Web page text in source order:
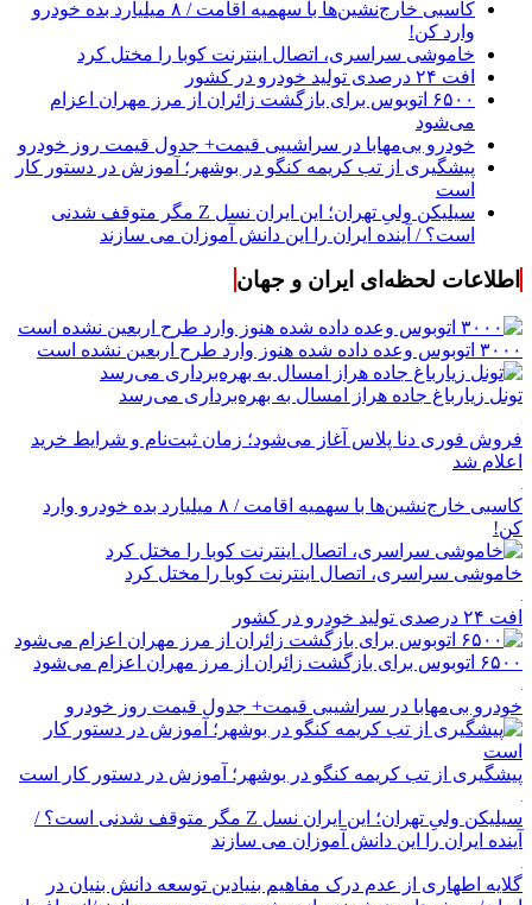
کاسبی خارج‌نشین‌ها با سهمیه اقامت / ۸ میلیارد بده خودرو
وارد کن!
خاموشی سراسری، اتصال اینترنت کوبا را مختل کرد
افت ۲۴ درصدی تولید خودرو در کشور
۶۵۰۰ اتوبوس برای بازگشت زائران از مرز مهران اعزام
می‌شود
خودرو بی‌مهابا در سراشیبی قیمت+ جدول قیمت روز خودرو
پیشگیری از تب کریمه کنگو در بوشهر؛ آموزش در دستور کار
است
سیلیکن ولیِ تهران؛ این ایران نسل Z مگر متوقف شدنی
است؟ / آینده ایران را این دانش آموزان می سازند
اطلاعات لحظه‌ای ایران و جهان
۳۰۰۰ اتوبوس وعده داده شده هنوز وارد طرح اربعین نشده است
تونل زیارباغ جاده هراز امسال به بهره‌برداری می‌رسد
فروش فوری دنا پلاس آغاز می‌شود؛ زمان ثبت‌نام و شرایط خرید
اعلام شد
کاسبی خارج‌نشین‌ها با سهمیه اقامت / ۸ میلیارد بده خودرو وارد
کن!
خاموشی سراسری، اتصال اینترنت کوبا را مختل کرد
افت ۲۴ درصدی تولید خودرو در کشور
۶۵۰۰ اتوبوس برای بازگشت زائران از مرز مهران اعزام می‌شود
خودرو بی‌مهابا در سراشیبی قیمت+ جدول قیمت روز خودرو
پیشگیری از تب کریمه کنگو در بوشهر؛ آموزش در دستور کار است
سیلیکن ولیِ تهران؛ این ایران نسل Z مگر متوقف شدنی است؟ /
آینده ایران را این دانش آموزان می سازند
گلایه اطهاری از عدم درک مفاهیم بنیادین توسعه دانش بنیان در